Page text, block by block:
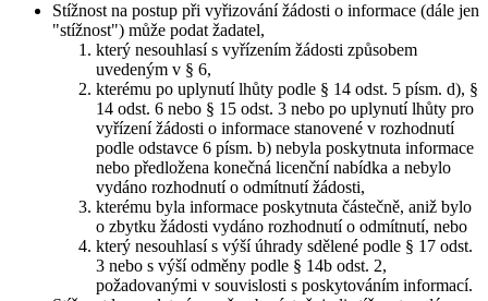
Stížnost na postup při vyřizování žádosti o informace (dále jen
"stížnost") může podat žadatel,
který nesouhlasí s vyřízením žádosti způsobem
uvedeným v § 6,
kterému po uplynutí lhůty podle § 14 odst. 5 písm. d), §
14 odst. 6 nebo § 15 odst. 3 nebo po uplynutí lhůty pro
vyřízení žádosti o informace stanovené v rozhodnutí
podle odstavce 6 písm. b) nebyla poskytnuta informace
nebo předložena konečná licenční nabídka a nebylo
vydáno rozhodnutí o odmítnutí žádosti,
kterému byla informace poskytnuta částečně, aniž bylo
o zbytku žádosti vydáno rozhodnutí o odmítnutí, nebo
který nesouhlasí s výší úhrady sdělené podle § 17 odst.
3 nebo s výší odměny podle § 14b odst. 2,
požadovanými v souvislosti s poskytováním informací.